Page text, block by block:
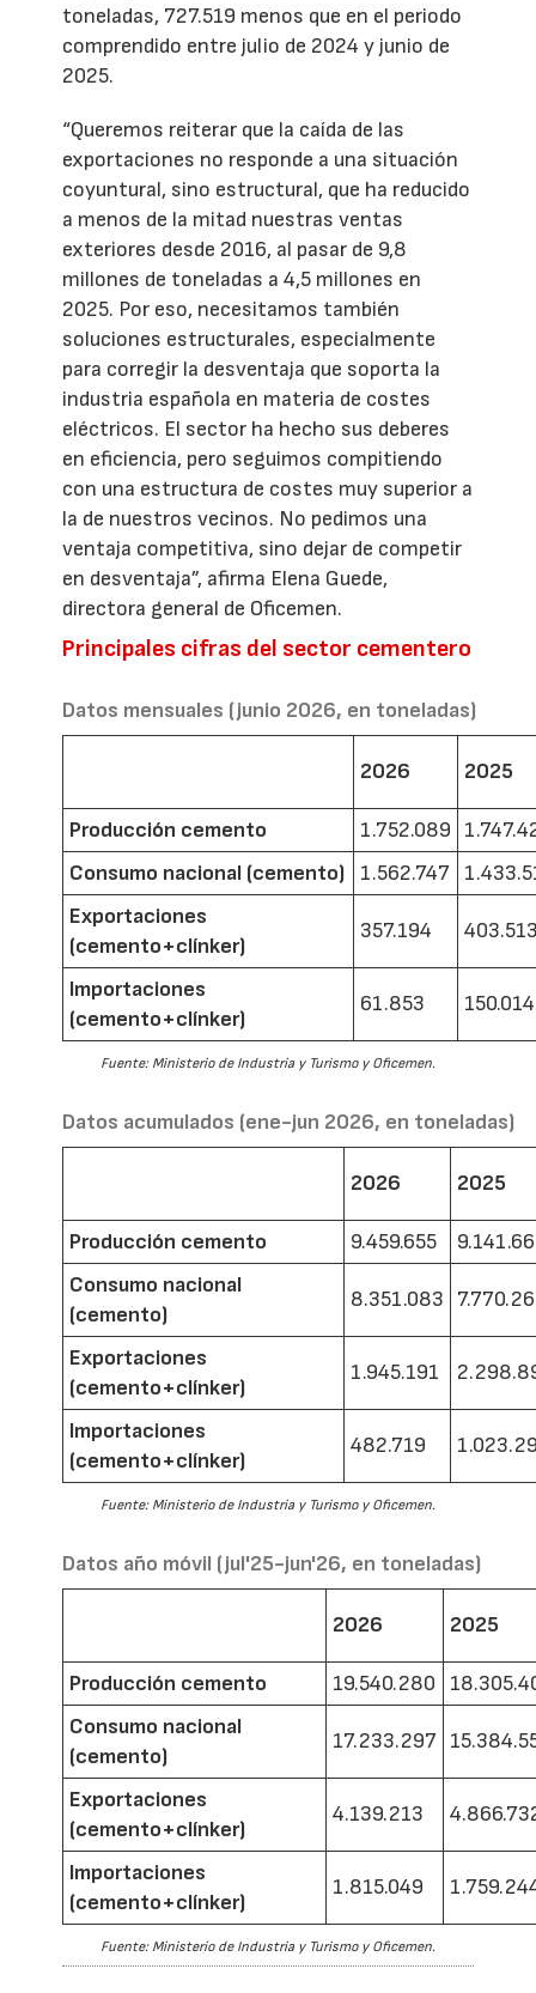
toneladas, 727.519 menos que en el periodo
comprendido entre julio de 2024 y junio de
2025.
“Queremos reiterar que la caída de las
exportaciones no responde a una situación
coyuntural, sino estructural, que ha reducido
a menos de la mitad nuestras ventas
exteriores desde 2016, al pasar de 9,8
millones de toneladas a 4,5 millones en
2025. Por eso, necesitamos también
soluciones estructurales, especialmente
para corregir la desventaja que soporta la
industria española en materia de costes
eléctricos. El sector ha hecho sus deberes
en eficiencia, pero seguimos compitiendo
con una estructura de costes muy superior a
la de nuestros vecinos. No pedimos una
ventaja competitiva, sino dejar de competir
en desventaja”, afirma Elena Guede,
directora general de Oficemen.
Principales cifras del sector cementero
Datos mensuales (junio 2026, en toneladas)
2026 2025
Producción cemento 1.752.089
Consumo nacional (cemento)
1.562.747
Exportaciones
(cemento+clínker)
357.194
Importaciones
(cemento+clínker)
61.853 150.014
Fuente: Ministerio de Industria y Turismo y Oficemen.
Datos acumulados (ene-jun 2026, en toneladas)
2026 2025
Producción cemento 9.459.655
Consumo nacional
(cemento)
8.351.083
Exportaciones
(cemento+clínker)
1.945.191
Importaciones
(cemento+clínker)
482.719
Fuente: Ministerio de Industria y Turismo y Oficemen.
Datos año móvil (jul'25-jun'26, en toneladas)
2026 2025
Producción cemento 19.540.280
Consumo nacional
(cemento)
17.233.297
Exportaciones
(cemento+clínker)
4.139.213
Importaciones
(cemento+clínker)
1.815.049
Fuente: Ministerio de Industria y Turismo y Oficemen.